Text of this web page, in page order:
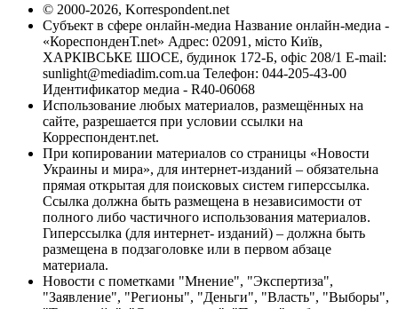
© 2000-2026, Korrespondent.net
Субъект в сфере онлайн-медиа Название онлайн-медиа -
«КореспонденТ.net» Адрес: 02091, місто Київ,
ХАРКІВСЬКЕ ШОСЕ, будинок 172-Б, офіс 208/1 E-mail:
sunlight@mediadim.com.ua Телефон: 044-205-43-00
Идентификатор медиа - R40-06068
Использование любых материалов, размещённых на
сайте, разрешается при условии ссылки на
Корреспондент.net.
При копировании материалов со страницы «Новости
Украины и мира», для интернет-изданий – обязательна
прямая открытая для поисковых систем гиперссылка.
Ссылка должна быть размещена в независимости от
полного либо частичного использования материалов.
Гиперссылка (для интернет- изданий) – должна быть
размещена в подзаголовке или в первом абзаце
материала.
Новости с пометками "Мнение", "Экспертиза",
"Заявление", "Регионы", "Деньги", "Власть", "Выборы",